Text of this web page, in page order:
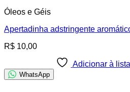
Óleos e Géis
Apertadinha adstringente
R$ 10,00
Adicionar à
WhatsApp